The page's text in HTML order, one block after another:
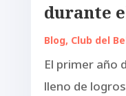
durante
Blog, Club del
El primer año
lleno de